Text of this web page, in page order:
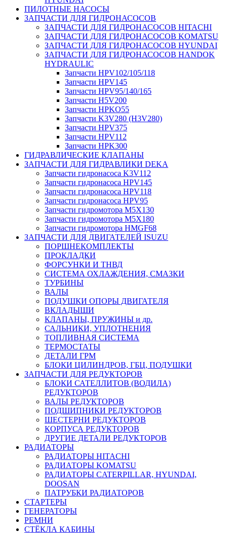
ПИЛОТНЫЕ НАСОСЫ
ЗАПЧАСТИ ДЛЯ ГИДРОНАСОСОВ
ЗАПЧАСТИ ДЛЯ ГИДРОНАСОСОВ HITACHI
ЗАПЧАСТИ ДЛЯ ГИДРОНАСОСОВ KOMATSU
ЗАПЧАСТИ ДЛЯ ГИДРОНАСОСОВ HYUNDAI
ЗАПЧАСТИ ДЛЯ ГИДРОНАСОСОВ HANDOK
HYDRAULIC
Запчасти HPV102/105/118
Запчасти HPV145
Запчасти HPV95/140/165
Запчасти H5V200
Запчасти HPKO55
Запчасти K3V280 (H3V280)
Запчасти HPV375
Запчасти HPV112
Запчасти HPK300
ГИДРАВЛИЧЕСКИЕ КЛАПАНЫ
ЗАПЧАСТИ ДЛЯ ГИДРАВЛИКИ DEKA
Запчасти гидронасоса K3V112
Запчасти гидронасоса HPV145
Запчасти гидронасоса HPV118
Запчасти гидронасоса HPV95
Запчасти гидромотора M5X130
Запчасти гидромотора M5X180
Запчасти гидромотора HMGF68
ЗАПЧАСТИ ДЛЯ ДВИГАТЕЛЕЙ ISUZU
ПОРШНЕКОМПЛЕКТЫ
ПРОКЛАДКИ
ФОРСУНКИ И ТНВД
СИСТЕМА ОХЛАЖДЕНИЯ, СМАЗКИ
ТУРБИНЫ
ВАЛЫ
ПОДУШКИ ОПОРЫ ДВИГАТЕЛЯ
ВКЛАДЫШИ
КЛАПАНЫ, ПРУЖИНЫ и др.
САЛЬНИКИ, УПЛОТНЕНИЯ
ТОПЛИВНАЯ СИСТЕМА
ТЕРМОСТАТЫ
ДЕТАЛИ ГРМ
БЛОКИ ЦИЛИНДРОВ, ГБЦ, ПОДУШКИ
ЗАПЧАСТИ ДЛЯ РЕДУКТОРОВ
БЛОКИ САТЕЛЛИТОВ (ВОДИЛА)
РЕДУКТОРОВ
ВАЛЫ РЕДУКТОРОВ
ПОДШИПНИКИ РЕДУКТОРОВ
ШЕСТЕРНИ РЕДУКТОРОВ
КОРПУСА РЕДУКТОРОВ
ДРУГИЕ ДЕТАЛИ РЕДУКТОРОВ
РАДИАТОРЫ
РАДИАТОРЫ HITACHI
РАДИАТОРЫ KOMATSU
РАДИАТОРЫ CATERPILLAR, HYUNDAI,
DOOSAN
ПАТРУБКИ РАДИАТОРОВ
СТАРТЕРЫ
ГЕНЕРАТОРЫ
РЕМНИ
СТЁКЛА КАБИНЫ